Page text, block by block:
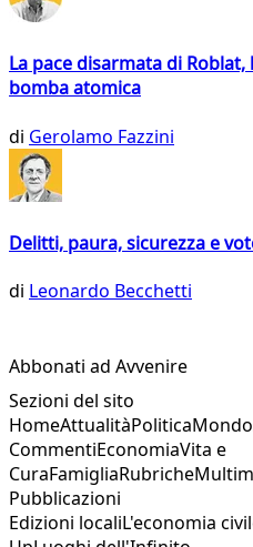
La pace disarmata di
bomba atomica
di Gerolamo Fazzini
Delitti, paura, sicurezza e
di Leonardo Becchetti
Abbonati ad Avvenire
Sezioni del sito
HomeAttualitàPoliticaMondo
CommentiEconomiaVita e
CuraFamigliaRubriche
Pubblicazioni
Edizioni localiL'economia